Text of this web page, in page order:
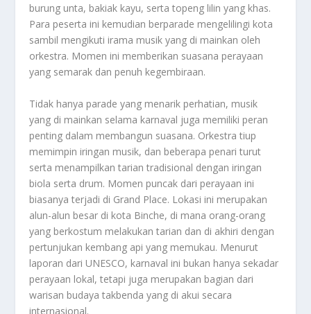
burung unta, bakiak kayu, serta topeng lilin yang khas.
Para peserta ini kemudian berparade mengelilingi kota
sambil mengikuti irama musik yang di mainkan oleh
orkestra. Momen ini memberikan suasana perayaan
yang semarak dan penuh kegembiraan.
Tidak hanya parade yang menarik perhatian, musik
yang di mainkan selama karnaval juga memiliki peran
penting dalam membangun suasana. Orkestra tiup
memimpin iringan musik, dan beberapa penari turut
serta menampilkan tarian tradisional dengan iringan
biola serta drum. Momen puncak dari perayaan ini
biasanya terjadi di Grand Place. Lokasi ini merupakan
alun-alun besar di kota Binche, di mana orang-orang
yang berkostum melakukan tarian dan di akhiri dengan
pertunjukan kembang api yang memukau. Menurut
laporan dari UNESCO, karnaval ini bukan hanya sekadar
perayaan lokal, tetapi juga merupakan bagian dari
warisan budaya takbenda yang di akui secara
internasional.